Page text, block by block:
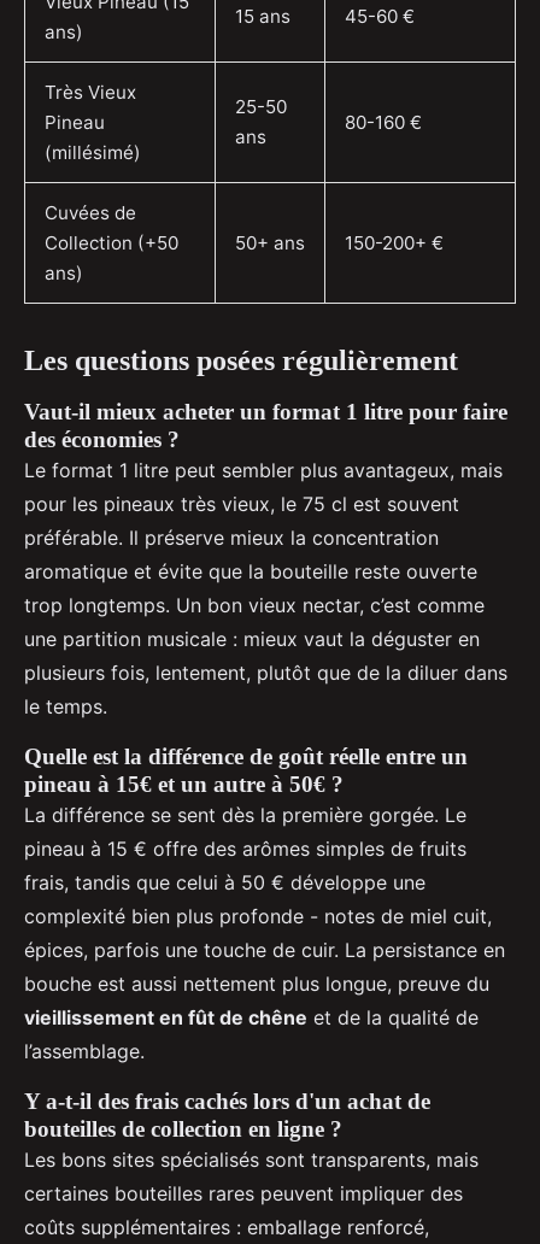
ans)
15 ans 45-60 €
Très Vieux
Pineau
(millésimé)
25-50
ans
80-160 €
Cuvées de
Collection (+50
ans)
50+ ans 150-200+ €
Les questions posées régulièrement
Vaut-il mieux acheter un format 1 litre pour faire
des économies ?
Le format 1 litre peut sembler plus avantageux, mais
pour les pineaux très vieux, le 75 cl est souvent
préférable. Il préserve mieux la concentration
aromatique et évite que la bouteille reste ouverte
trop longtemps. Un bon vieux nectar, c’est comme
une partition musicale : mieux vaut la déguster en
plusieurs fois, lentement, plutôt que de la diluer dans
le temps.
Quelle est la différence de goût réelle entre un
pineau à 15€ et un autre à 50€ ?
La différence se sent dès la première gorgée. Le
pineau à 15 € offre des arômes simples de fruits
frais, tandis que celui à 50 € développe une
complexité bien plus profonde - notes de miel cuit,
épices, parfois une touche de cuir. La persistance en
bouche est aussi nettement plus longue, preuve du
vieillissement en fût de chêne et de la qualité de
l’assemblage.
Y a-t-il des frais cachés lors d'un achat de
bouteilles de collection en ligne ?
Les bons sites spécialisés sont transparents, mais
certaines bouteilles rares peuvent impliquer des
coûts supplémentaires : emballage renforcé,